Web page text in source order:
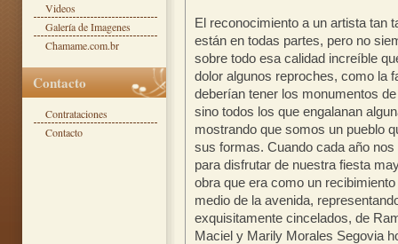
El reconocimiento a un artista tan
están en todas partes, pero no
sobre todo esa calidad increíble
dolor algunos reproches, como la
deberían tener los monumentos
sino todos los que engalanan
mostrando que somos un pueblo
sus formas. Cuando cada año
para disfrutar de nuestra fiesta
obra que era como un
medio de la avenida,
exquisitamente cincelados, de
Maciel y Marily Morales Segovia
Videos
Galería de Imagenes
Chamame.com.br
Contacto
Contrataciones
Contacto